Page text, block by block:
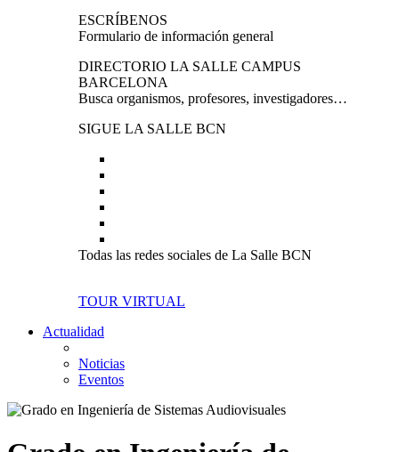
ESCRÍBENOS
Formulario de información general
DIRECTORIO LA SALLE CAMPUS
BARCELONA
Busca organismos, profesores, investigadores…
SIGUE LA SALLE BCN
Todas las redes sociales de La Salle BCN
TOUR VIRTUAL
Actualidad
Noticias
Eventos